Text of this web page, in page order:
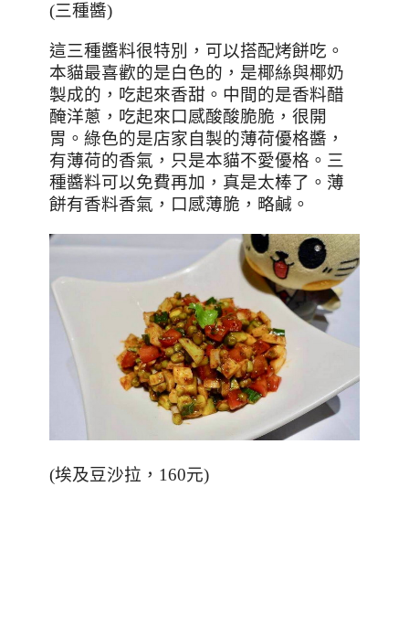
(三種醬)
這三種醬料很特別，可以搭配烤餅吃。
本貓最喜歡的是白色的，是椰絲與椰奶
製成的，吃起來香甜。中間的是香料醋
醃洋蔥，吃起來口感酸酸脆脆，很開
胃。綠色的是店家自製的薄荷優格醬，
有薄荷的香氣，只是本貓不愛優格。三
種醬料可以免費再加，真是太棒了。薄
餅有香料香氣，口感薄脆，略鹹。
(埃及豆沙拉， 160元)